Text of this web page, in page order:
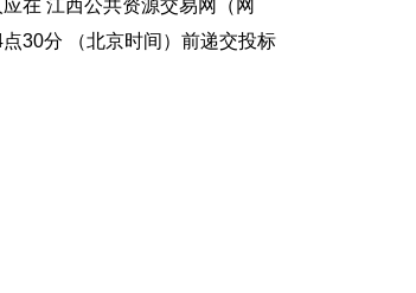
在 江西公共资源交易网（网
30分 （北京时间）前递交投标